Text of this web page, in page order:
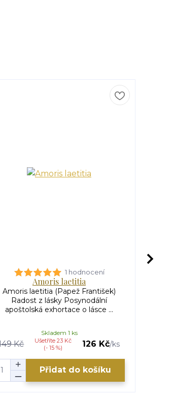
1 hodnocení
Amoris laetitia
Amoris laetitia (Papež František)
Radost z lásky Posynodální
apoštolská exhortace o lásce ...
Kč
Ušetříte 23 Kč
(- 15 %)
126 Kč/ks
Skladem 1 ks
Přidat do košíku